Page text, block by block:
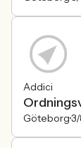
Addici
Göteborg